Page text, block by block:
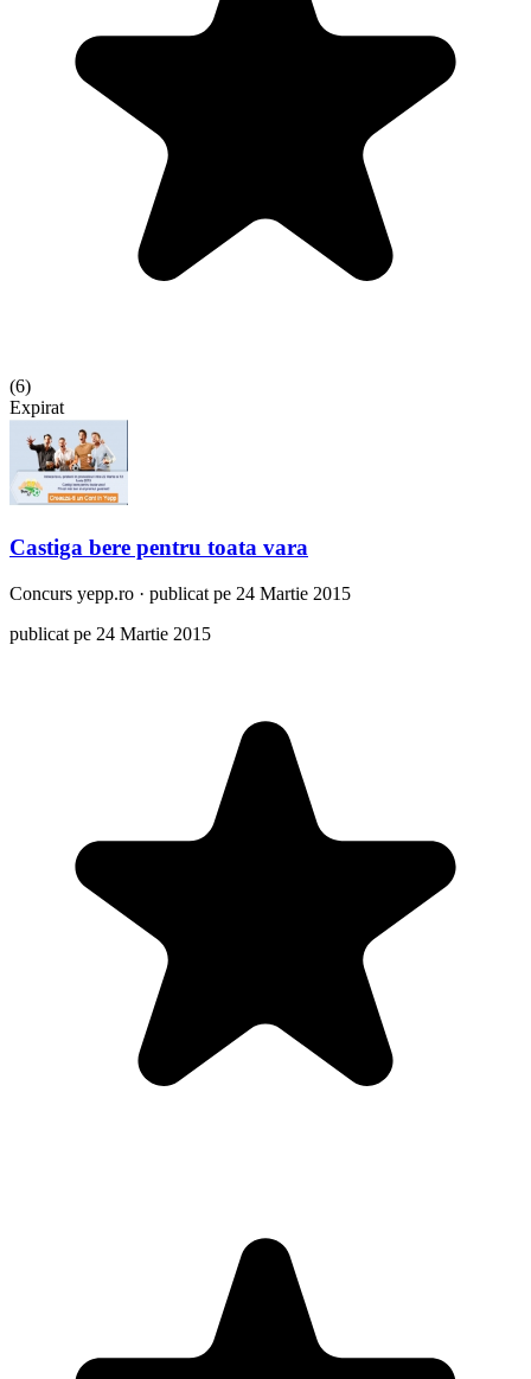
(6)
Expirat
Castiga bere pentru toata vara
Concurs yepp.ro · publicat pe 24 Martie 2015
publicat pe 24 Martie 2015